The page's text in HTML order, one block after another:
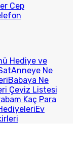
Cep
Hediye ve
Anneye Ne
Babaya Ne
Çeyiz Listesi
Kaç Para
Ev